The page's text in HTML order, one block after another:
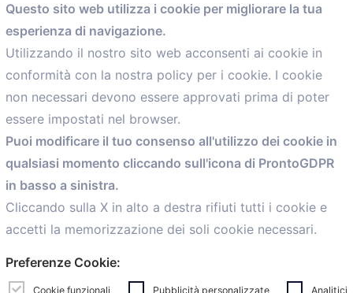
comunicazione@confartigianato.bo.it
Menù
Home
Servizi
Convenzioni
Voce delle Nostre aziende
Informazioni Ex L. 124/2017
News
personalCaf
Questo sito web utilizza i cookie per migliorare la tua
esperienza di navigazione.
Utilizzando il nostro sito web acconsenti ai cookie in
conformità con la nostra policy per i cookie. I cookie
non necessari devono essere approvati prima di poter
essere impostati nel browser.
Puoi modificare il tuo consenso all'utilizzo dei cookie in
qualsiasi momento cliccando sull'icona di ProntoGDPR
in basso a sinistra.
Cliccando sulla X in alto a destra rifiuti tutti i cookie e
accetti la memorizzazione dei soli cookie necessari.
Preferenze Cookie:
Cookie funzionali Pubblicità personalizzate Analitici